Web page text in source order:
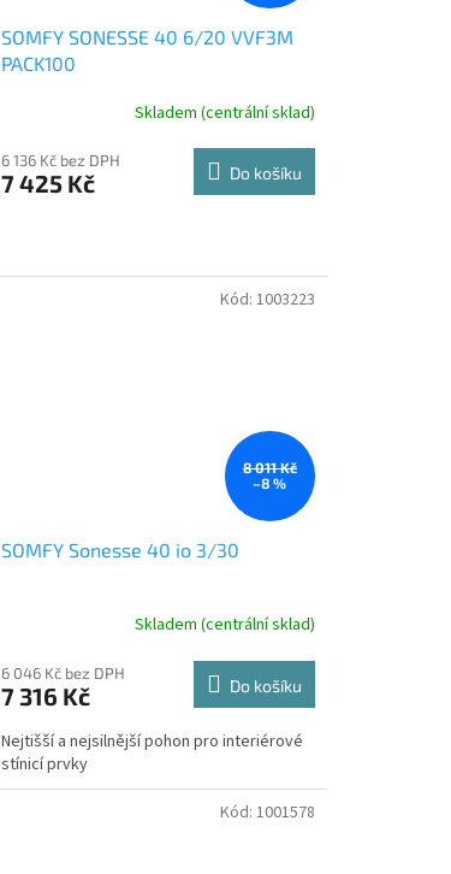
SOMFY SONESSE 40 6/20 VVF3M
PACK100
Skladem (centrální sklad)
6 136 Kč bez DPH
7 425 Kč Do košíku
8 011 Kč
–8 %
SOMFY Sonesse 40 io 3/30
Skladem (centrální sklad)
6 046 Kč bez DPH
7 316 Kč Do košíku
Nejtišší a nejsilnější pohon pro interiérové
stínicí prvky
Kód: 1003223
Kód: 1001578